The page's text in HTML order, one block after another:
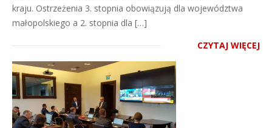
kraju. Ostrzeżenia 3. stopnia obowiązują dla województwa
małopolskiego a 2. stopnia dla […]
CZYTAJ WIĘCEJ